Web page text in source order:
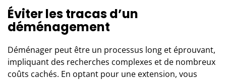
Éviter les tracas d’un
déménagement
Déménager peut être un processus long et éprouvant,
impliquant des recherches complexes et de nombreux
coûts cachés. En optant pour une extension, vous